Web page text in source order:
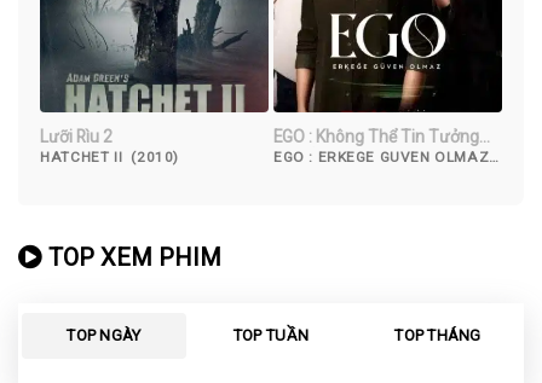
Lưỡi Rìu 2
HATCHET II (2010)
EGO : Không Thể Tin Tưởng
Đàn Ông
EGO : ERKEGE GUVEN OLMAZ
TOP XEM PHIM
TOP NGÀY TOP TUẦN TOP THÁNG